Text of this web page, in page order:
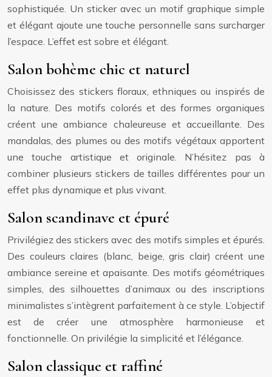
sophistiquée. Un sticker avec un motif graphique simple
et élégant ajoute une touche personnelle sans surcharger
l’espace. L’effet est sobre et élégant.
Salon bohème chic et naturel
Choisissez des stickers floraux, ethniques ou inspirés de
la nature. Des motifs colorés et des formes organiques
créent une ambiance chaleureuse et accueillante. Des
mandalas, des plumes ou des motifs végétaux apportent
une touche artistique et originale. N’hésitez pas à
combiner plusieurs stickers de tailles différentes pour un
effet plus dynamique et plus vivant.
Salon scandinave et épuré
Privilégiez des stickers avec des motifs simples et épurés.
Des couleurs claires (blanc, beige, gris clair) créent une
ambiance sereine et apaisante. Des motifs géométriques
simples, des silhouettes d’animaux ou des inscriptions
minimalistes s’intègrent parfaitement à ce style. L’objectif
est de créer une atmosphère harmonieuse et
fonctionnelle. On privilégie la simplicité et l’élégance.
Salon classique et raffiné